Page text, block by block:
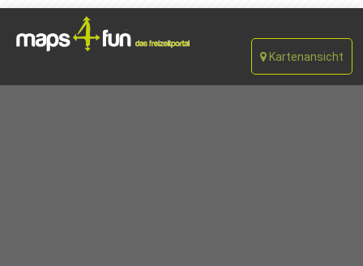
Kartenansicht